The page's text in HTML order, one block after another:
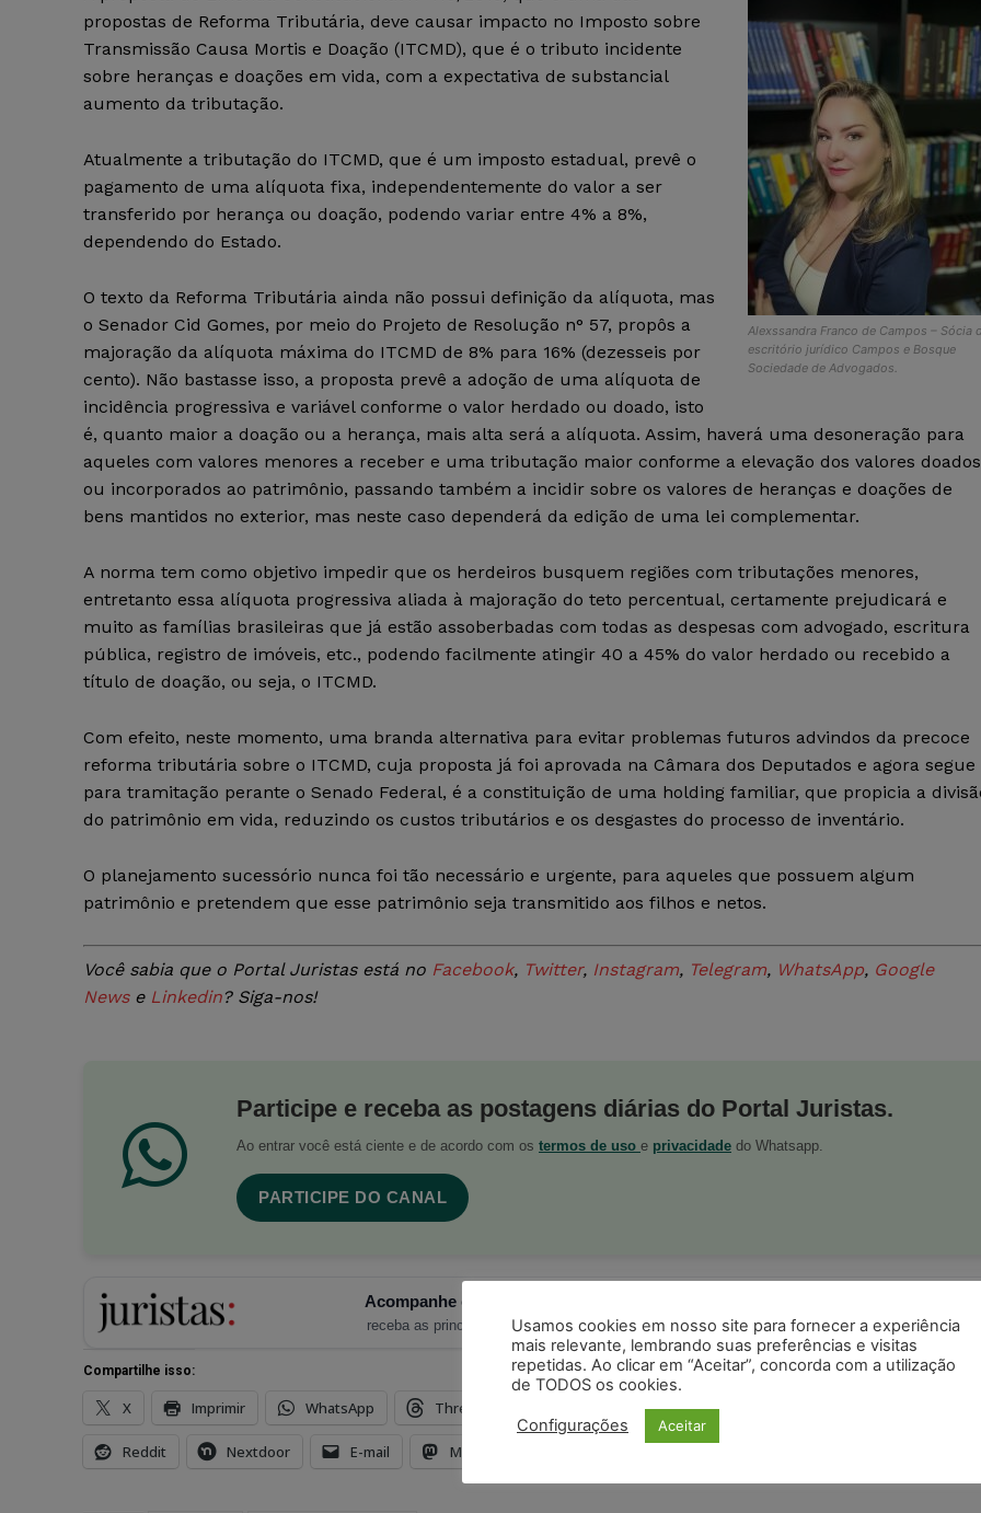
Alexssandra Franco de Campos – Sócia
escritório jurídico Campos e Bosque
Sociedade de Advogados.
propostas de Reforma Tributária, deve causar impacto no Imposto sobre
Transmissão Causa Mortis e Doação (ITCMD), que é o tributo incidente
sobre heranças e doações em vida, com a expectativa de substancial
aumento da tributação.
Atualmente a tributação do ITCMD, que é um imposto estadual, prevê o
pagamento de uma alíquota fixa, independentemente do valor a ser
transferido por herança ou doação, podendo variar entre 4% a 8%,
dependendo do Estado.
O texto da Reforma Tributária ainda não possui definição da alíquota, mas
o Senador Cid Gomes, por meio do Projeto de Resolução n° 57, propôs a
majoração da alíquota máxima do ITCMD de 8% para 16% (dezesseis por
cento). Não bastasse isso, a proposta prevê a adoção de uma alíquota de
incidência progressiva e variável conforme o valor herdado ou doado, isto
é, quanto maior a doação ou a herança, mais alta será a alíquota. Assim, haverá uma desoneração para
aqueles com valores menores a receber e uma tributação maior conforme a elevação dos valores doados
ou incorporados ao patrimônio, passando também a incidir sobre os valores de heranças e doações de
bens mantidos no exterior, mas neste caso dependerá da edição de uma lei complementar.
A norma tem como objetivo impedir que os herdeiros busquem regiões com tributações menores,
entretanto essa alíquota progressiva aliada à majoração do teto percentual, certamente prejudicará e
muito as famílias brasileiras que já estão assoberbadas com todas as despesas com advogado, escritura
pública, registro de imóveis, etc., podendo facilmente atingir 40 a 45% do valor herdado ou recebido a
título de doação, ou seja, o ITCMD.
Com efeito, neste momento, uma branda alternativa para evitar problemas futuros advindos da precoce
reforma tributária sobre o ITCMD, cuja proposta já foi aprovada na Câmara dos Deputados e agora segue
para tramitação perante o Senado Federal, é a constituição de uma holding familiar, que propicia a
do patrimônio em vida, reduzindo os custos tributários e os desgastes do processo de inventário.
O planejamento sucessório nunca foi tão necessário e urgente, para aqueles que possuem algum
patrimônio e pretendem que esse patrimônio seja transmitido aos filhos e netos.
Você sabia que o Portal Juristas está no Facebook, Twitter, Instagram, Telegram, WhatsApp, Google
Newse Linkedin? Siga-nos!
Participe e receba as postagens diárias do Portal Juristas.
Ao entrar você está ciente e de acordo com os termos de uso e privacidade do Whatsapp.
PARTICIPE DO CANAL
Acompanhe o Juristas no Google News
receba as principais notícias jurídicas do Brasil
Compartilhe isso:
X Imprimir WhatsApp Threads Telegram
Reddit Nextdoor E-mail Mastodon
Usamos cookies em nosso site para fornecer a experiência
mais relevante, lembrando suas preferências e visitas
repetidas. Ao clicar em “Aceitar”, concorda com a utilização
de TODOS os cookies.
Configurações Aceitar